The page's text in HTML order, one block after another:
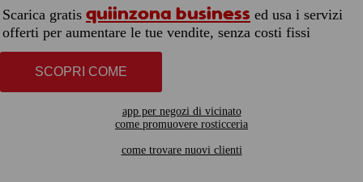
Scarica gratis quiinzona business ed usa i servizi
offerti per aumentare le tue vendite, senza costi fissi
SCOPRI COME
app per negozi di vicinato
come promuovere rosticceria
come trovare nuovi clienti